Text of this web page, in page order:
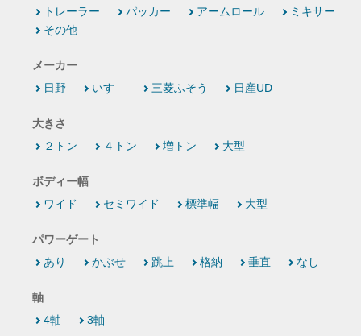
トレーラー
パッカー アームロール
ミキサー
その他
メーカー
日野
いすゞ 三菱ふそう 日産UD
大きさ
２トン
４トン 増トン 大型
ボディー幅
ワイド
セミワイド 標準幅 大型
パワーゲート
あり
かぶせ 跳上 格納 垂直 なし
軸
4軸
3軸